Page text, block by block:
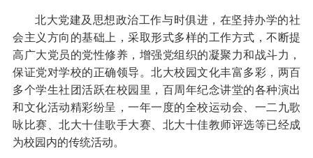
北大党建及思想政治工作与时俱进，在坚持办学的社
会主义方向的基础上，采取形式多样的工作方式，不断提
高广大党员的党性修养，增强党组织的凝聚力和战斗力，
保证党对学校的正确领导。北大校园文化丰富多彩，两百
多个学生社团活跃在校园里，百周年纪念讲堂的各种演出
和文化活动精彩纷呈，一年一度的全校运动会、一二九歌
咏比赛、北大十佳歌手大赛、北大十佳教师评选等已经成
为校园内的传统活动。